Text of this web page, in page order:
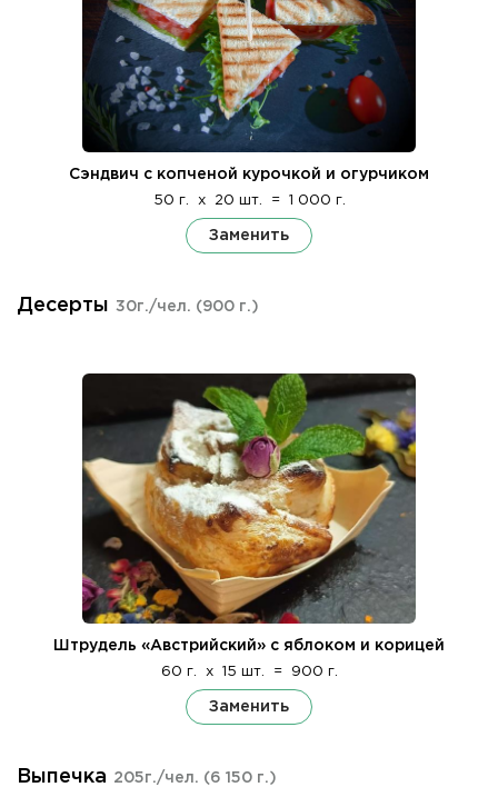
Сэндвич с копченой курочкой и огурчиком
50 г. x 20 шт. = 1 000 г.
Заменить
Десерты 30г./чел. (900 г.)
Штрудель «Австрийский» с яблоком и корицей
60 г. x 15 шт. = 900 г.
Заменить
Выпечка 205г./чел. (6 150 г.)